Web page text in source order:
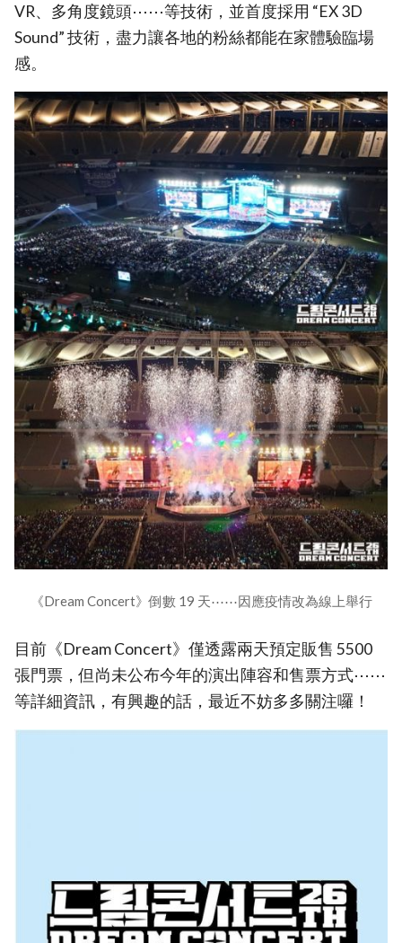
VR、多角度鏡頭⋯⋯等技術，並首度採用 “EX 3D
Sound” 技術，盡力讓各地的粉絲都能在家體驗臨場
感。
《Dream Concert》倒數 19 天⋯⋯因應疫情改為線上舉行
目前《Dream Concert》僅透露兩天預定販售 5500
張門票，但尚未公布今年的演出陣容和售票方式⋯⋯
等詳細資訊，有興趣的話，最近不妨多多關注囉！